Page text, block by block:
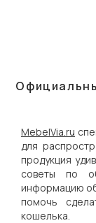
MebelVia.ru
для
продукция
советы по
информацию об
помочь
кошелька.